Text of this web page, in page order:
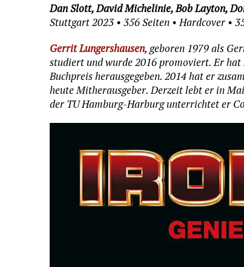
Dan Slott, David Michelinie, Bob Layton,
Stuttgart 2023 • 356 Seiten • Hardcover •
Gerrit Lungershausen, geboren 1979 als
studiert und wurde 2016 promoviert. Er
Buchpreis herausgegeben. 2014 hat er
heute Mitherausgeber. Derzeit lebt er in
der TU Hamburg-Harburg unterrichtet er